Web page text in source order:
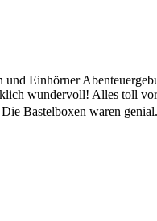
und Einhörner
wundervoll! Alles toll
Bastelboxen waren